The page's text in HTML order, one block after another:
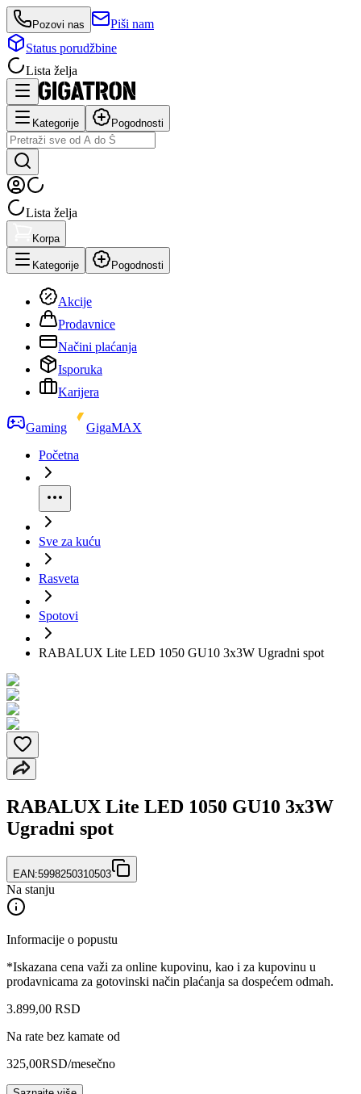
Pozovi nas
Piši nam
Status porudžbine
Lista želja
Kategorije Pogodnosti
Lista želja
Korpa
Kategorije Pogodnosti
Akcije
Prodavnice
Načini plaćanja
Isporuka
Karijera
Gaming
GigaMAX
Početna
Sve za kuću
Rasveta
Spotovi
RABALUX Lite LED 1050 GU10 3x3W Ugradni spot
RABALUX Lite LED 1050 GU10 3x3W
Ugradni spot
EAN:5998250310503
Na stanju
Informacije o popustu
*Iskazana cena važi za online kupovinu, kao i za kupovinu u
prodavnicama za gotovinski način plaćanja sa dospećem odmah.
3.899,00 RSD
Na rate bez kamate od
325,00RSD/mesečno